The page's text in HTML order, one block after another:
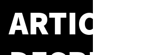
ARTICOLE